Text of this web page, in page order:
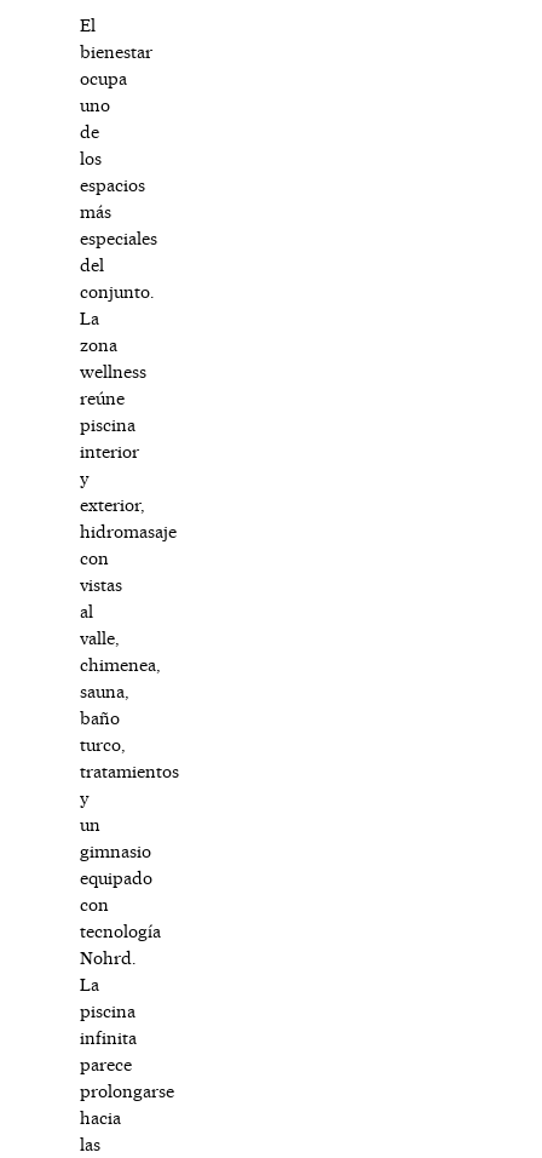
El
bienestar
ocupa
uno
de
los
espacios
más
especiales
del
conjunto.
La
zona
wellness
reúne
piscina
interior
y
exterior,
hidromasaje
con
vistas
al
valle,
chimenea,
sauna,
baño
turco,
tratamientos
y
un
gimnasio
equipado
con
tecnología
Nohrd.
La
piscina
infinita
parece
prolongarse
hacia
las